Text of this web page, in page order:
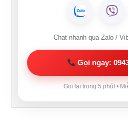
Chat nhanh qua Zalo /
Gọi ngay:
Gọi lại trong 5 phút •